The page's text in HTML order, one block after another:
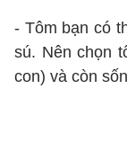
- Tôm bạn có
sú. Nên chọn
con) và còn